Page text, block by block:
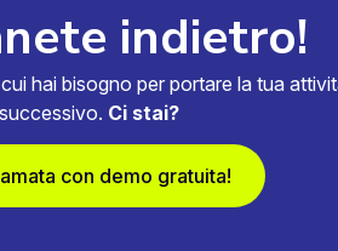
indietro!
hai bisogno per portare la tua
Ci stai?
con demo gratuita!